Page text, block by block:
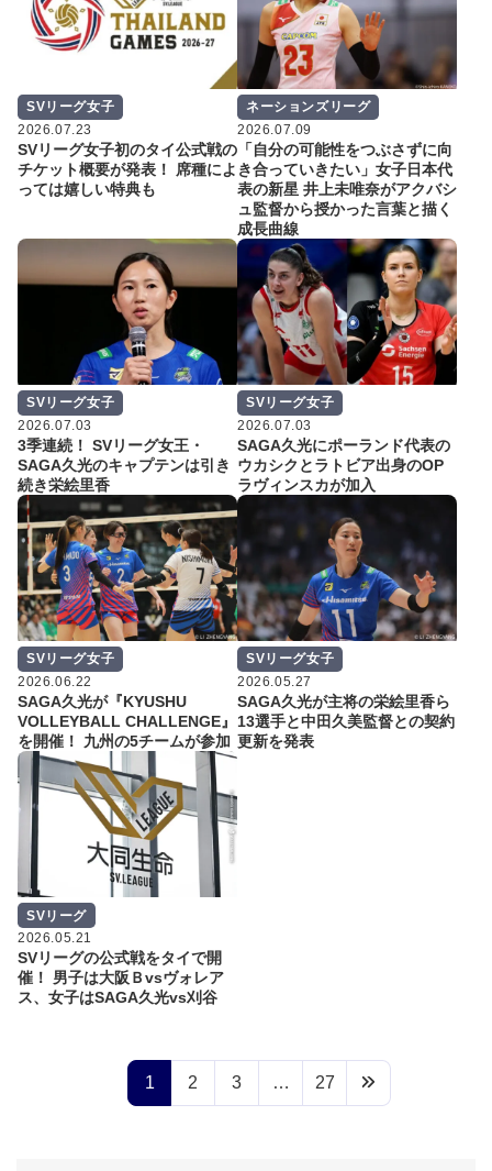
SVリーグ女子
2026.07.23
SVリーグ女子初のタイ公式戦の
チケット概要が発表！ 席種によ
っては嬉しい特典も
ネーションズリーグ
2026.07.09
「自分の可能性をつぶさずに向
き合っていきたい」女子日本代
表の新星 井上未唯奈がアクバシ
ュ監督から授かった言葉と描く
成長曲線
SVリーグ女子
2026.07.03
3季連続！ SVリーグ女王・
SAGA久光のキャプテンは引き
続き栄絵里香
SVリーグ女子
2026.07.03
SAGA久光にポーランド代表の
ウカシクとラトビア出身のOP
ラヴィンスカが加入
SVリーグ女子
2026.06.22
SAGA久光が『KYUSHU
VOLLEYBALL CHALLENGE』
を開催！ 九州の5チームが参加
SVリーグ女子
2026.05.27
SAGA久光が主将の栄絵里香ら
13選手と中田久美監督との契約
更新を発表
SVリーグ
2026.05.21
SVリーグの公式戦をタイで開
催！ 男子は大阪Ｂvsヴォレア
ス、女子はSAGA久光vs刈谷
1 2 3 … 27